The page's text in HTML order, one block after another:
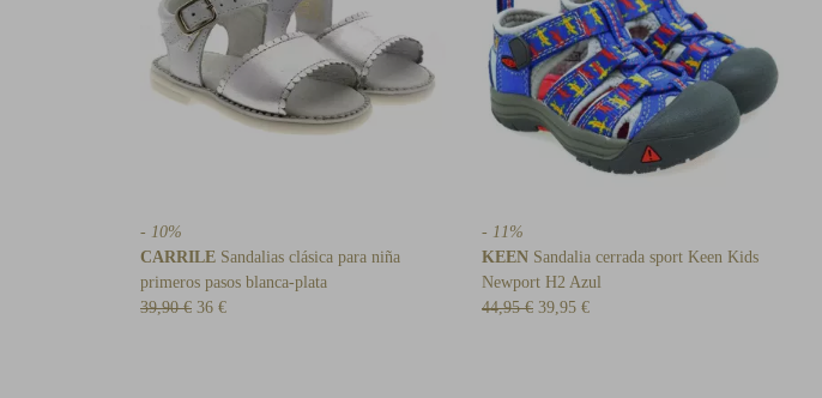
- 10%
CARRILE Sandalias clásica para niña
primeros pasos blanca-plata
39,90 € 36 €
- 11%
KEEN Sandalia cerrada sport Keen Kids
Newport H2 Azul
44,95 € 39,95 €